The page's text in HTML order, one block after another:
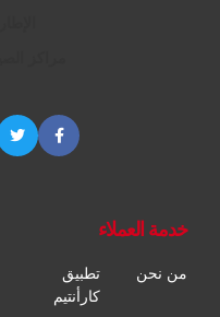
خدمة العملاء
من نحن
تطبيق
كارأنتيم